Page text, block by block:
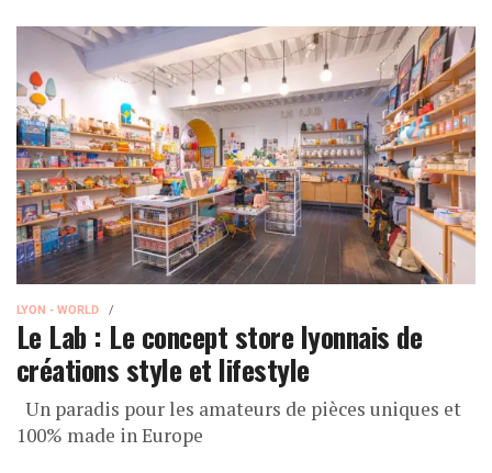
LYON - WORLD
Le Lab : Le concept store lyonnais de
créations style et lifestyle
Un paradis pour les amateurs de pièces uniques et
100% made in Europe